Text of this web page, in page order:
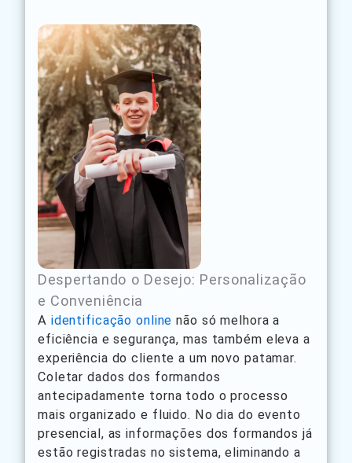
Despertando o Desejo: Personalização
e Conveniência
A identificação online não só melhora a
eficiência e segurança, mas também eleva a
experiência do cliente a um novo patamar.
Coletar dados dos formandos
antecipadamente torna todo o processo
mais organizado e fluido. No dia do evento
presencial, as informações dos formandos já
estão registradas no sistema, eliminando a